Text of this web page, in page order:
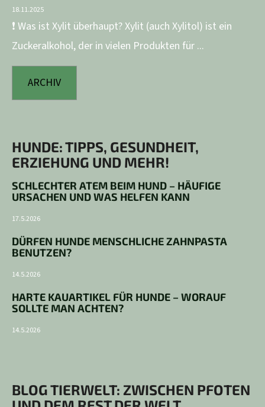
18.11.2025
❗ Was ist Xylit überhaupt? Xylit (auch Xylitol) ist ein
Zuckeralkohol, der in vielen Produkten für ...
ARCHIV
HUNDE: TIPPS, GESUNDHEIT,
ERZIEHUNG UND MEHR!
SCHLECHTER ATEM BEIM HUND – HÄUFIGE
URSACHEN UND WAS HELFEN KANN
17.5.2026
DÜRFEN HUNDE MENSCHLICHE ZAHNPASTA
BENUTZEN?
14.5.2026
HARTE KAUARTIKEL FÜR HUNDE – WORAUF
SOLLTE MAN ACHTEN?
14.5.2026
BLOG TIERWELT: ZWISCHEN PFOTEN